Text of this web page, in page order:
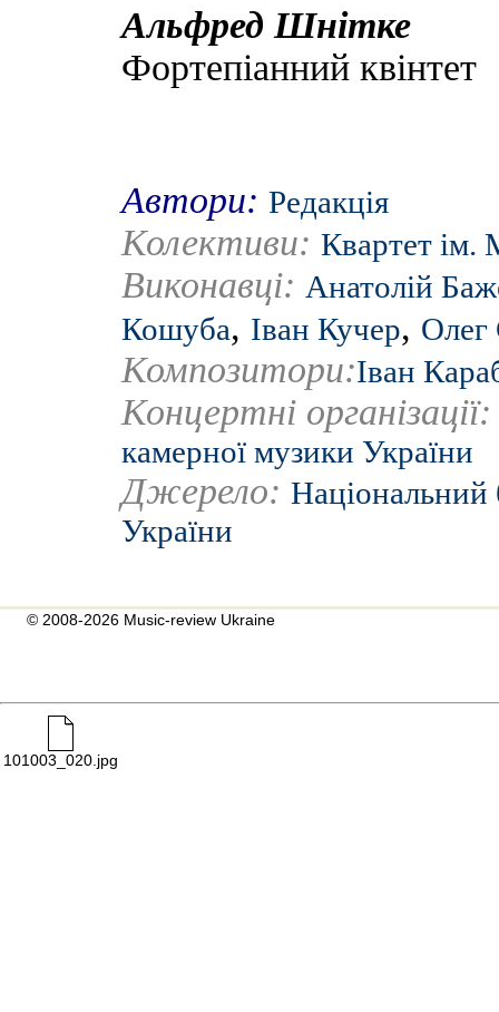
Альфред Шнітке
Фортепіанний квінтет
Автори: Редакція
Колективи: Квартет ім.
Виконавці: Анатолій
Кошуба, Іван Кучер, Олег
Композитори:Іван
Концертні
камерної музики України
Джерело: Національний
України
© 2008-2026 Music-review Ukraine
101003_020.jpg